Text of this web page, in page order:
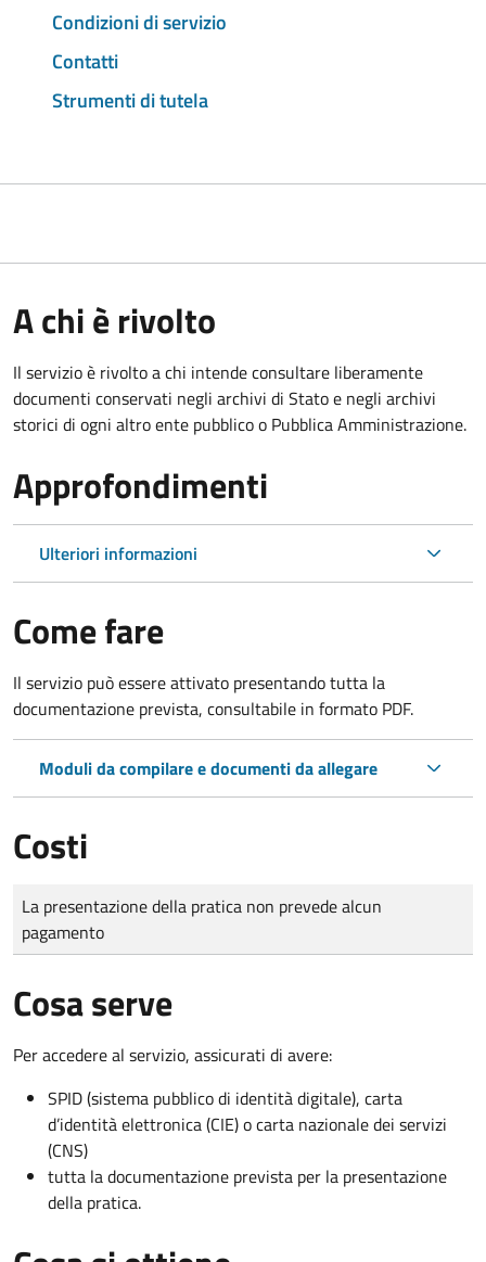
Condizioni di servizio
Contatti
Strumenti di tutela
A chi è rivolto
Il servizio è rivolto a chi intende consultare liberamente
documenti conservati negli archivi di Stato e negli archivi
storici di ogni altro ente pubblico o Pubblica Amministrazione.
Approfondimenti
Ulteriori informazioni
Come fare
Il servizio può essere attivato presentando tutta la
documentazione prevista, consultabile in formato PDF.
Moduli da compilare e documenti da allegare
Costi
Tipo di pagamento
Importo
La presentazione della pratica non prevede alcun
pagamento
Cosa serve
Per accedere al servizio, assicurati di avere:
SPID (sistema pubblico di identità digitale), carta
d’identità elettronica (CIE) o carta nazionale dei servizi
(CNS)
tutta la documentazione prevista per la presentazione
della pratica.